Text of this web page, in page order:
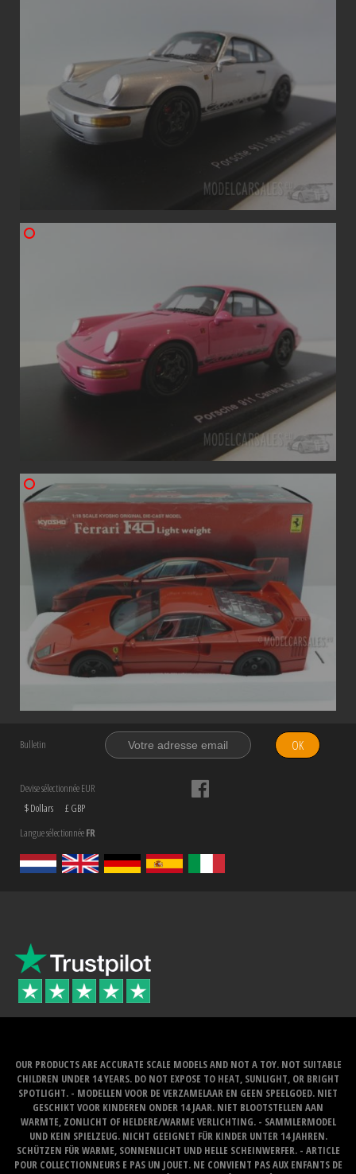
Bulletin OK
Devise sélectionnée EUR
$ Dollars
£ GBP
Langue sélectionnéeFR
OUR PRODUCTS ARE ACCURATE SCALE MODELS AND NOT A TOY. NOT SUITABLE
CHILDREN UNDER 14 YEARS. DO NOT EXPOSE TO HEAT, SUNLIGHT, OR BRIGHT
SPOTLIGHT. - MODELLEN VOOR DE VERZAMELAAR EN GEEN SPEELGOED. NIET
GESCHIKT VOOR KINDEREN ONDER 14 JAAR. NIET BLOOTSTELLEN AAN
WARMTE, ZONLICHT OF HELDERE/WARME VERLICHTING. - SAMMLERMODEL
UND KEIN SPIELZEUG. NICHT GEEIGNET FÜR KINDER UNTER 14 JAHREN.
SCHÜTZEN FÜR WARME, SONNENLICHT UND HELLE SCHEINWERFER. - ARTICLE
POUR COLLECTIONNEURS E PAS UN JOUET. NE CONVIENT PAS AUX ENFANTS DE